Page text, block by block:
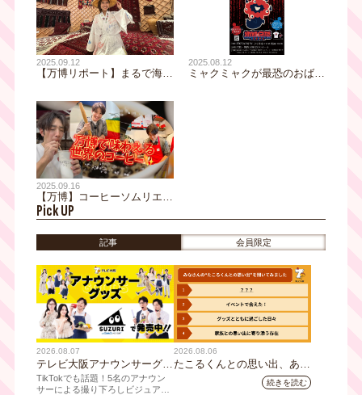
2025.09.12
【万博リポート】まるで海外
理を堪能！
2025.08.12
ミャクミャクが最恐のおばけ
2025.09.16
【万博】コーヒーソムリエア
ナ、世界のコーヒーに酔いし
れる。穴場スポットも！？
Pick UP
記事 会員限定
2026.08.07
テレビ大阪アナウンサーグッ
ズの新商品 8月8日(土)に発
売！ テーマは「個性全開」5
TikTokでも話題！5名のアナウン
サーによる撮り下ろしビジュアル
2026.08.06
たこるくんとの思い出、あり
ますか？会員のみなさんに聞
続きを読む